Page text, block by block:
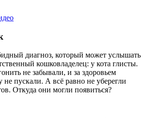
диагноз, который может услышать
кошковладелец: у кота глисты.
не забывали, и за здоровьем
не пускали. А всё равно не уберегли
Откуда они могли появиться?